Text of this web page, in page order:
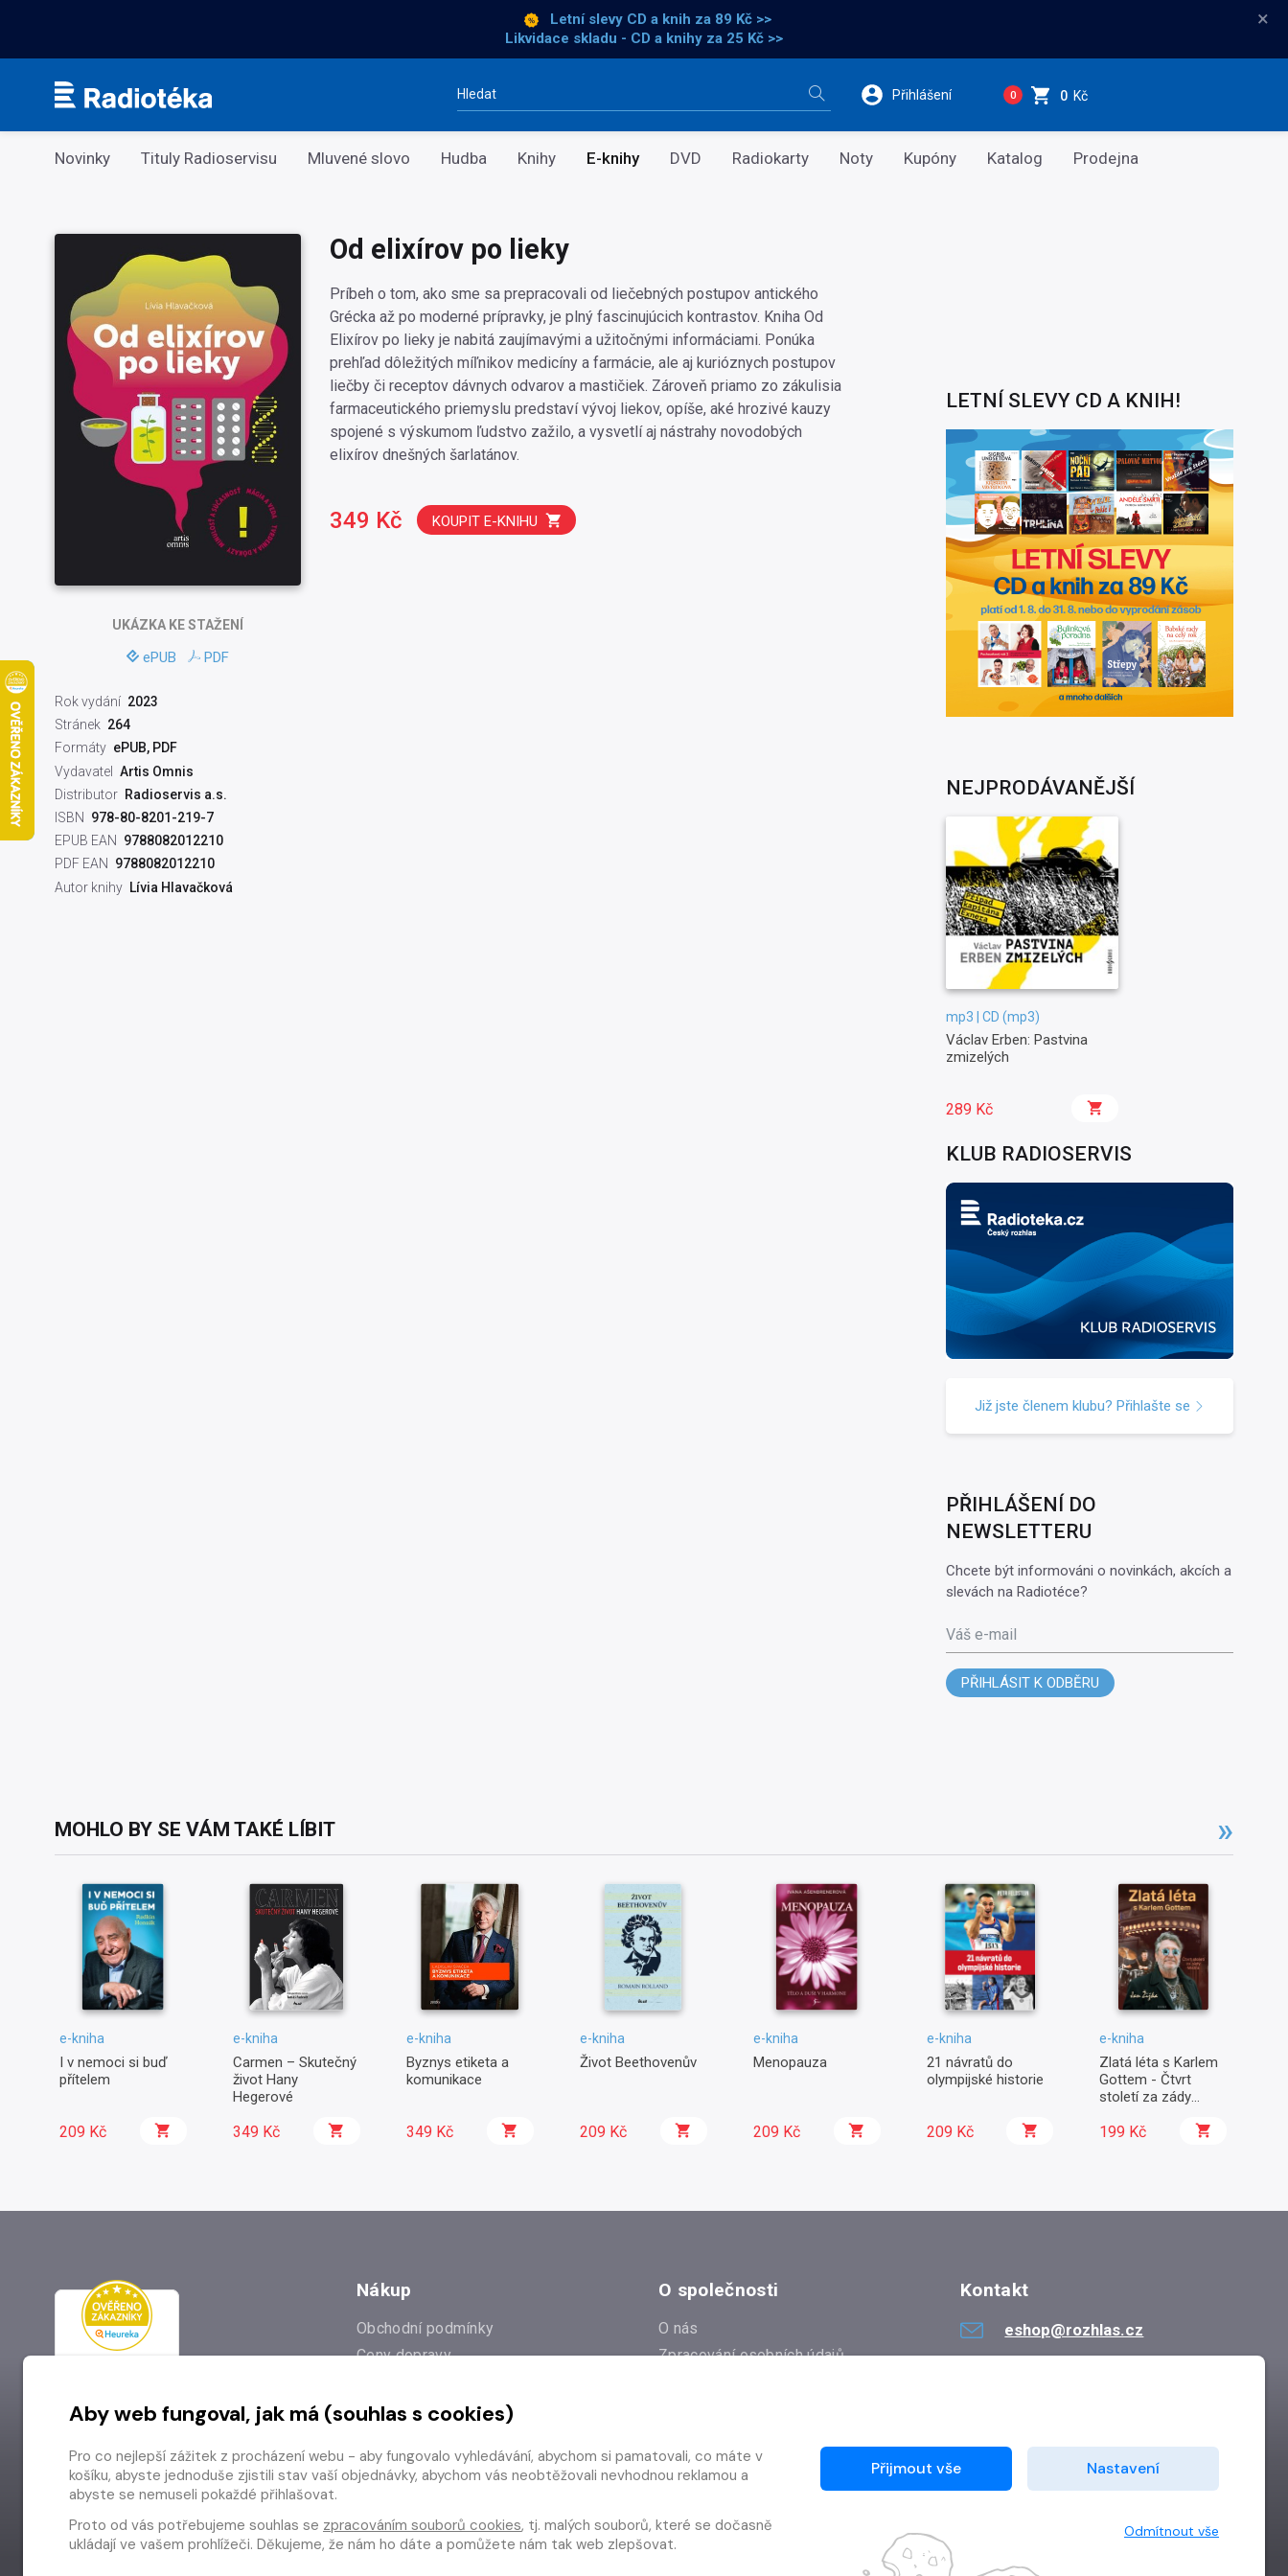
Letní slevy CD a knih za 89 Kč >>
Likvidace skladu - CD a knihy za 25 Kč >>
×
Vyhledávání Přihlášení 0 0 Kč
Kategorie
Novinky Tituly Radioservisu Mluvené slovo Hudba Knihy E-knihy DVD Radiokarty Noty Kupóny Katalog Prodejna
UKÁZKAKE STAŽENÍ
ePUB PDF
Rok vydání 2023
Stránek 264
Formáty ePUB, PDF
Vydavatel
Artis Omnis
Distributor Radioservis a.s.
ISBN
978-80-8201-219-7
EPUB EAN
9788082012210
PDF EAN
9788082012210
Autor knihy Lívia Hlavačková
Od elixírov po lieky
Príbeh o tom, ako sme sa prepracovali od liečebných postupov antického
Grécka až po moderné prípravky, je plný fascinujúcich kontrastov. Kniha Od
Elixírov po lieky je nabitá zaujímavými a užitočnými informáciami. Ponúka
prehľad dôležitých míľnikov medicíny a farmácie, ale aj kurióznych postupov
liečby či receptov dávnych odvarov a mastičiek. Zároveň priamo zo zákulisia
farmaceutického priemyslu predstaví vývoj liekov, opíše, aké hrozivé kauzy
spojené s výskumom ľudstvo zažilo, a vysvetlí aj nástrahy novodobých
elixírov dnešných šarlatánov.
349 Kč KOUPIT E-KNIHU
LETNÍ SLEVY CD A KNIH!
NEJPRODÁVANĚJŠÍ
mp3 | CD (mp3)
Václav Erben: Pastvina
zmizelých
289 Kč
KLUB RADIOSERVIS
Již jste členem klubu? Přihlašte se
PŘIHLÁŠENÍ DO
NEWSLETTERU
Chcete být informováni o novinkách, akcích a
slevách na Radiotéce?
Váš e-mail
PŘIHLÁSIT K ODBĚRU
MOHLO BY SE VÁM TAKÉ LÍBIT
e-kniha
I v nemoci si buď
přítelem
209 Kč
e-kniha
Carmen – Skutečný
život Hany
Hegerové
349 Kč
e-kniha
Byznys etiketa a
komunikace
349 Kč
e-kniha
Život Beethovenův
209 Kč
e-kniha
Menopauza
209 Kč
e-kniha
21 návratů do
olympijské historie
209 Kč
e-kniha
Zlatá léta s Karlem
Gottem - Čtvrt
století za zády
199 Kč
Nákup
Obchodní podmínky
Ceny dopravy
Prodejna
Odstoupení od smlouvy
O společnosti
O nás
Zpracování osobních údajů
Kontakt
eshop@rozhlas.cz
Aby web fungoval, jak má (souhlas s cookies)
Pro co nejlepší zážitek z procházení webu - aby fungovalo vyhledávání, abychom si pamatovali, co máte v
košíku, abyste jednoduše zjistili stav vaší objednávky, abychom vás neobtěžovali nevhodnou reklamou a
abyste se nemuseli pokaždé přihlašovat.
Proto od vás potřebujeme souhlas se zpracováním souborů cookies, tj. malých souborů, které se dočasně
ukládají ve vašem prohlížeči. Děkujeme, že nám ho dáte a pomůžete nám tak web zlepšovat.
Přijmout vše Nastavení
Odmítnout vše